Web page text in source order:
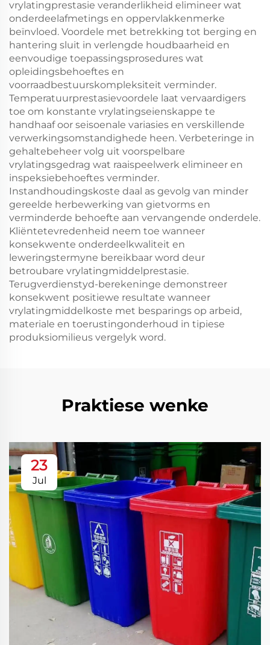
vrylatingprestasie veranderlikheid elimineer wat
onderdeelafmetings en oppervlakkenmerke
beïnvloed. Voordele met betrekking tot berging en
hantering sluit in verlengde houdbaarheid en
eenvoudige toepassingsprosedures wat
opleidingsbehoeftes en
voorraadbestuurskompleksiteit verminder.
Temperatuurprestasievoordele laat vervaardigers
toe om konstante vrylatingseienskappe te
handhaaf oor seisoenale variasies en verskillende
verwerkingsomstandighede heen. Verbeteringe in
gehaltebeheer volg uit voorspelbare
vrylatingsgedrag wat raaispeelwerk elimineer en
inspeksiebehoeftes verminder.
Instandhoudingskoste daal as gevolg van minder
gereelde herbewerking van gietvorms en
verminderde behoefte aan vervangende onderdele.
Kliëntetevredenheid neem toe wanneer
konsekwente onderdeelkwaliteit en
leweringstermyne bereikbaar word deur
betroubare vrylatingmiddelprestasie.
Terugverdienstyd-berekeninge demonstreer
konsekwent positiewe resultate wanneer
vrylatingmiddelkoste met besparings op arbeid,
materiale en toerustingonderhoud in tipiese
produksiomilieus vergelyk word.
Praktiese wenke
23
Jul